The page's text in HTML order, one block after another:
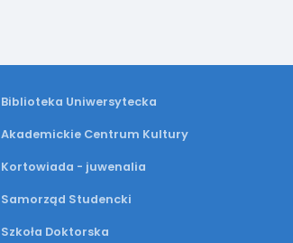
Biblioteka Uniwersytecka
Akademickie Centrum Kultury
Kortowiada - juwenalia
Samorząd Studencki
Szkoła Doktorska